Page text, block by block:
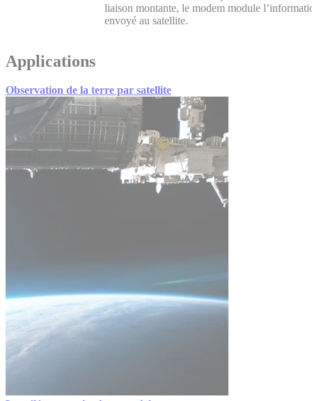
liaison montante, le modem module
envoyé au satellite.
Applications
Observation de la terre par satellite